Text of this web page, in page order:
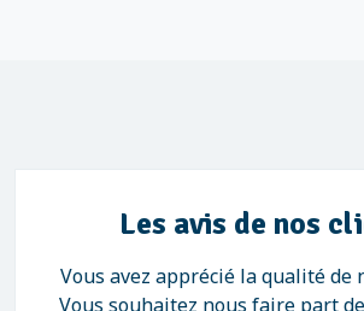
Les avis de nos
Vous avez apprécié la qualité de
Vous souhaitez nous faire part